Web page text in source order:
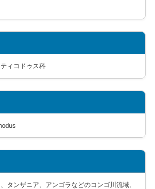
ィコドゥス科
タンザニア、アンゴラなどのコンゴ川流域、